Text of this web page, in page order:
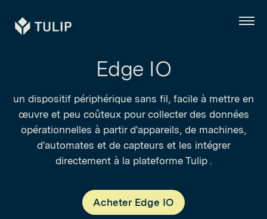
Tulip Menu
Edge IO
un dispositif périphérique sans fil, facile à mettre en
œuvre et peu coûteux pour collecter des données
opérationnelles à partir d'appareils, de machines,
d'automates et de capteurs et les intégrer
directement à la plateforme Tulip .
Acheter Edge IO